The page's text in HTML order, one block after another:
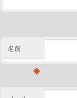
名前
※